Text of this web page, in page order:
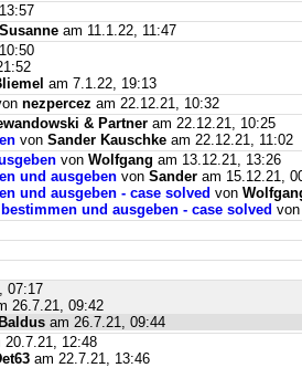
Susanne am 11.1.22, 11:47
am 7.1.22, 19:13
nezpercez am 22.12.21, 10:32
& Partner am 22.12.21, 10:25
von Sander Kauschke am 22.12.21, 11:02
von Wolfgang am 13.12.21, 13:26
und ausgeben von Sander am 15.12.21,
und ausgeben - case solved von
und ausgeben - case solved von
07:17
26.7.21, 09:42
am 26.7.21, 09:44
20.7.21, 12:48
am 22.7.21, 13:46